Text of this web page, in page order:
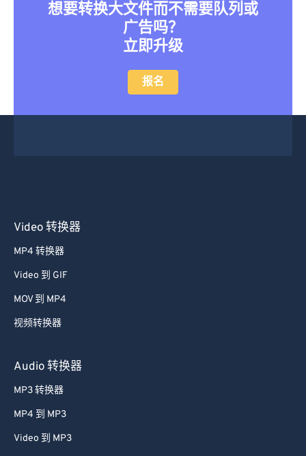
想要转换大文件而不需要队列或
广告吗？
立即升级
报名
Video 转换器
MP4 转换器
Video 到 GIF
MOV 到 MP4
视频转换器
Audio 转换器
MP3 转换器
MP4 到 MP3
Video 到 MP3